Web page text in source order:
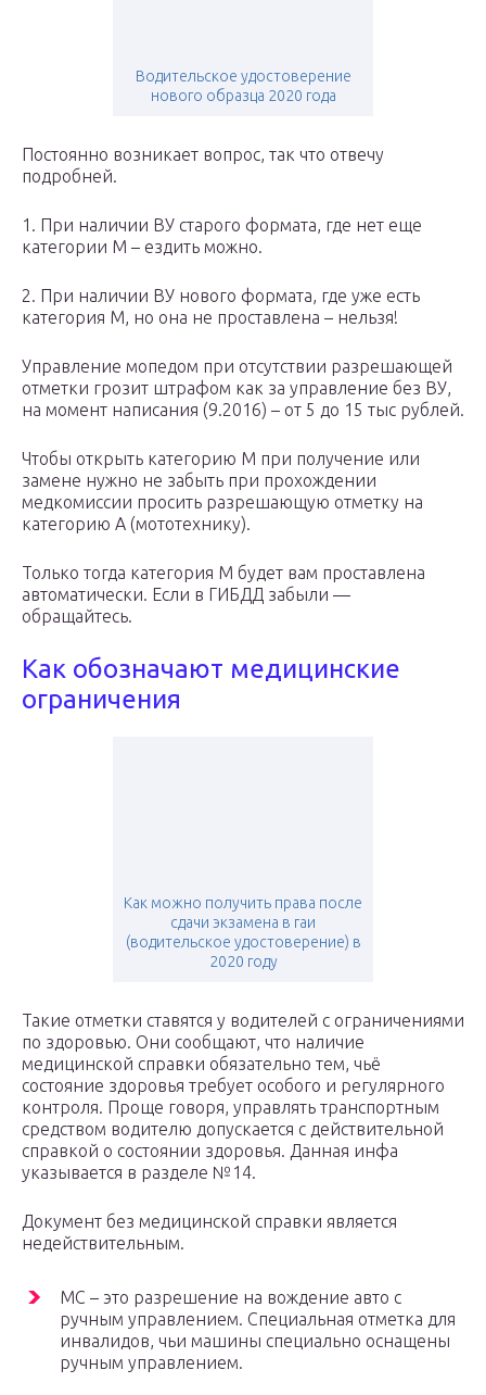
Водительское удостоверение
нового образца 2020 года
Постоянно возникает вопрос, так что отвечу
подробней.
1. При наличии ВУ старого формата, где нет еще
категории M – ездить можно.
2. При наличии ВУ нового формата, где уже есть
категория M, но она не проставлена – нельзя!
Управление мопедом при отсутствии разрешающей
отметки грозит штрафом как за управление без ВУ,
на момент написания (9.2016) – от 5 до 15 тыс рублей.
Чтобы открыть категорию M при получение или
замене нужно не забыть при прохождении
медкомиссии просить разрешающую отметку на
категорию А (мототехнику).
Только тогда категория М будет вам проставлена
автоматически. Если в ГИБДД забыли —
обращайтесь.
Как обозначают медицинские
ограничения
Как можно получить права после
сдачи экзамена в гаи
(водительское удостоверение) в
2020 году
Такие отметки ставятся у водителей с ограничениями
по здоровью. Они сообщают, что наличие
медицинской справки обязательно тем, чьё
состояние здоровья требует особого и регулярного
контроля. Проще говоря, управлять транспортным
средством водителю допускается с действительной
справкой о состоянии здоровья. Данная инфа
указывается в разделе №14.
Документ без медицинской справки является
недействительным.
МС – это разрешение на вождение авто с
ручным управлением. Специальная отметка для
инвалидов, чьи машины специально оснащены
ручным управлением.